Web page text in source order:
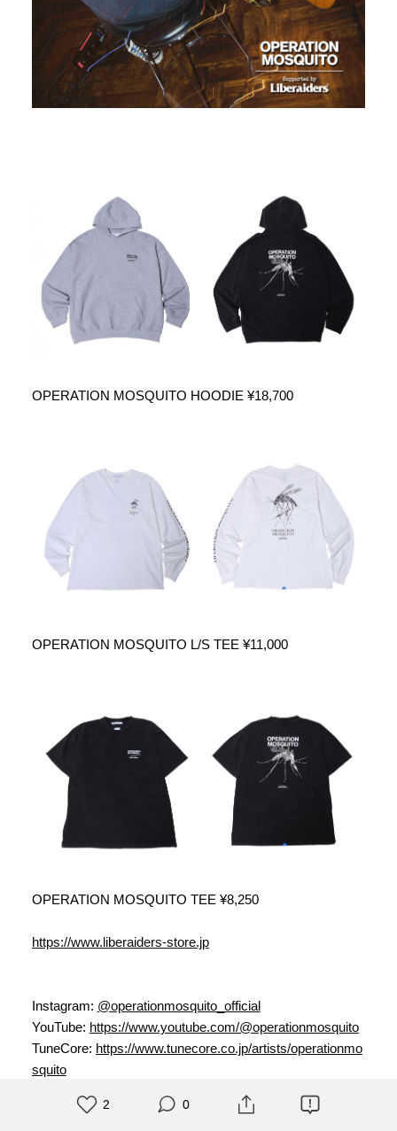
OPERATION MOSQUITO HOODIE ¥18,700
OPERATION MOSQUITO L/S TEE ¥11,000
OPERATION MOSQUITO TEE ¥8,250
https://www.liberaiders-store.jp
Instagram: @operationmosquito_official
YouTube: https://www.youtube.com/@operationmosquito
TuneCore: https://www.tunecore.co.jp/artists/operationmo
squito
2 0